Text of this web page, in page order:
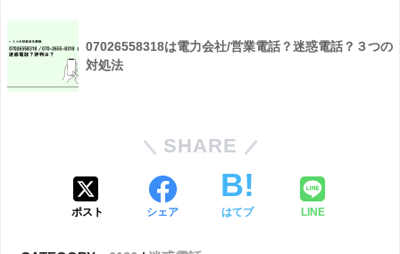
07026558318は電力会社/営業電話？迷惑電話？３つの
対処法
SHARE
ポスト シェア はてブ LINE